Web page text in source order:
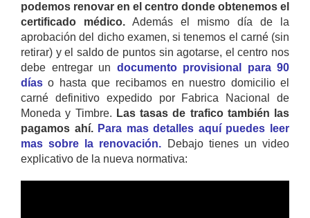
podemos renovar en el centro donde obtenemos el
certificado médico. Además el mismo día de la
aprobación del dicho examen, si tenemos el carné (sin
retirar) y el saldo de puntos sin agotarse, el centro nos
debe entregar un documento provisional para 90
días o hasta que recibamos en nuestro domicilio el
carné definitivo expedido por Fabrica Nacional de
Moneda y Timbre. Las tasas de trafico también las
pagamos ahí. Para mas detalles aquí puedes leer
mas sobre la renovación. Debajo tienes un video
explicativo de la nueva normativa: